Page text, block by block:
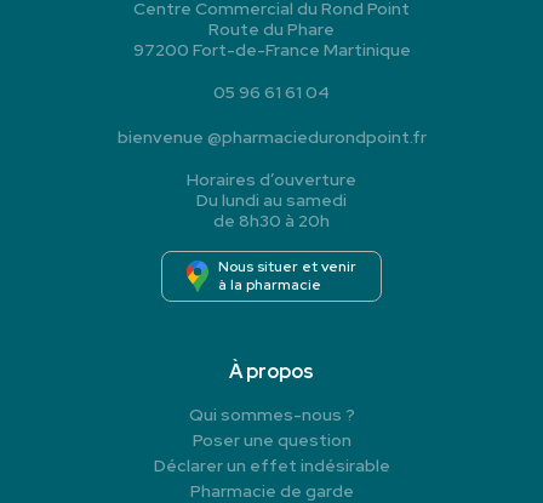
Centre Commercial du Rond Point
Route du Phare
97200 Fort-de-France Martinique
05 96 61 61 04
bienvenue @pharmaciedurondpoint.fr
Horaires d’ouverture
Du lundi au samedi
de 8h30 à 20h
Nous situer et venir
à la pharmacie
À propos
Qui sommes-nous ?
Poser une question
Déclarer un effet indésirable
Pharmacie de garde